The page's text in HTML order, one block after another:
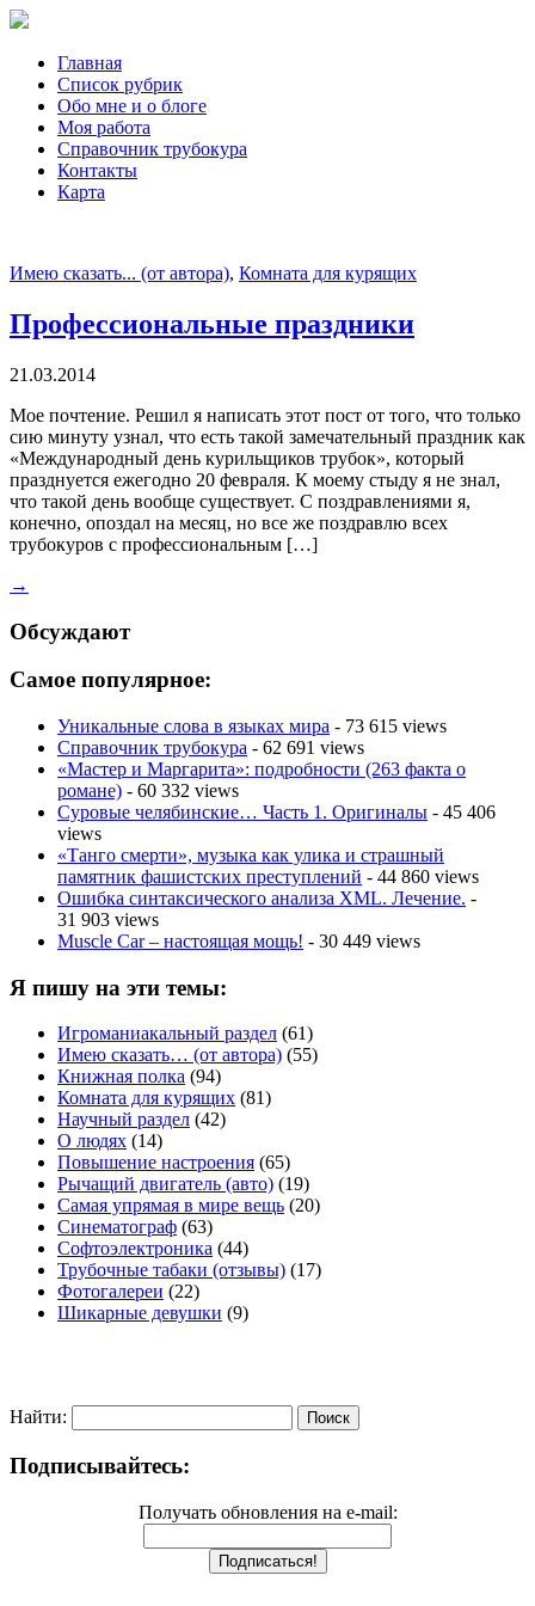
Главная
Список рубрик
Обо мне и о блоге
Моя работа
Справочник трубокура
Контакты
Карта
Имею сказать... (от автора), Комната для курящих
Профессиональные праздники
21.03.2014
Мое почтение. Решил я написать этот пост от того, что только
сию минуту узнал, что есть такой замечательный праздник как
«Международный день курильщиков трубок», который
празднуется ежегодно 20 февраля. К моему стыду я не знал,
что такой день вообще существует. С поздравлениями я,
конечно, опоздал на месяц, но все же поздравлю всех
трубокуров с профессиональным […]
→
Обсуждают
Самое популярное:
Уникальные слова в языках мира - 73 615 views
Справочник трубокура - 62 691 views
«Мастер и Маргарита»: подробности (263 факта о
романе) - 60 332 views
Суровые челябинские… Часть 1. Оригиналы - 45 406
views
«Танго смерти», музыка как улика и страшный
памятник фашистских преступлений - 44 860 views
Ошибка синтаксического анализа XML. Лечение. -
31 903 views
Muscle Car – настоящая мощь! - 30 449 views
Я пишу на эти темы:
Игроманиакальный раздел (61)
Имею сказать… (от автора) (55)
Книжная полка (94)
Комната для курящих (81)
Научный раздел (42)
О людях (14)
Повышение настроения (65)
Рычащий двигатель (авто) (19)
Самая упрямая в мире вещь (20)
Синематограф (63)
Софтоэлектроника (44)
Трубочные табаки (отзывы) (17)
Фотогалереи (22)
Шикарные девушки (9)
Найти:
Подписывайтесь:
Получать обновления на e-mail: